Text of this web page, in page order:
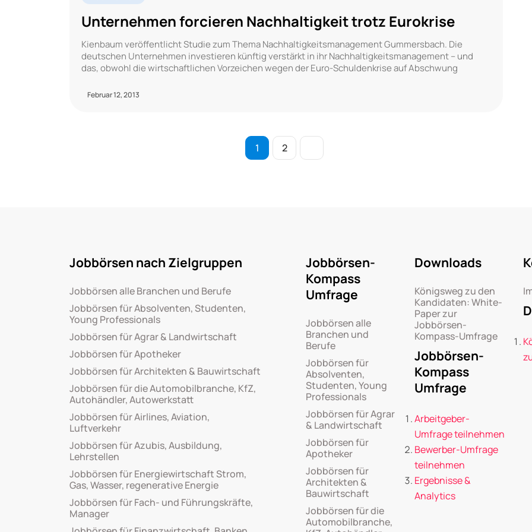
Unternehmen forcieren Nachhaltigkeit trotz Eurokrise
Kienbaum veröffentlicht Studie zum Thema Nachhaltigkeitsmanagement Gummersbach. Die
deutschen Unternehmen investieren künftig verstärkt in ihr Nachhaltigkeitsmanagement – und
das, obwohl die wirtschaftlichen Vorzeichen wegen der Euro-Schuldenkrise auf Abschwung
Februar 12, 2013
1 2
Jobbörsen nach Zielgruppen
Jobbörsen alle Branchen und Berufe
Jobbörsen für Absolventen, Studenten,
Young Professionals
Jobbörsen für Agrar & Landwirtschaft
Jobbörsen für Apotheker
Jobbörsen für Architekten & Bauwirtschaft
Jobbörsen für die Automobilbranche, KfZ,
Autohändler, Autowerkstatt
Jobbörsen für Airlines, Aviation,
Luftverkehr
Jobbörsen für Azubis, Ausbildung,
Lehrstellen
Jobbörsen für Energiewirtschaft Strom,
Gas, Wasser, regenerative Energie
Jobbörsen für Fach- und Führungskräfte,
Manager
Jobbörsen-
Kompass
Umfrage
Jobbörsen alle
Branchen und
Berufe
Jobbörsen für
Absolventen,
Studenten, Young
Professionals
Jobbörsen für Agrar
& Landwirtschaft
Jobbörsen für
Apotheker
Jobbörsen für
Architekten &
Bauwirtschaft
Jobbörsen für die
Automobilbranche,
Downloads
Königsweg zu den
Kandidaten: White-
Paper zur
Jobbörsen-
Kompass-Umfrage
Jobbörsen-
Kompass
Umfrage
Arbeitgeber-
Umfrage teilnehmen
Bewerber-Umfrage
teilnehmen
Ergebnisse &
Analytics